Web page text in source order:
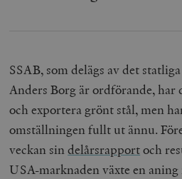
SSAB, som delägs av det
Anders Borg är ordförande, har
och exportera grönt stål, men
omställningen fullt ut ännu.
veckan sindelårsrapportoch
USA-marknaden växte en